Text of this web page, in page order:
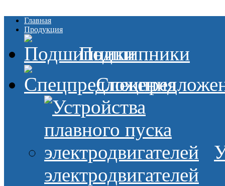
Главная
Продукция
Подшипники
электродвигателей